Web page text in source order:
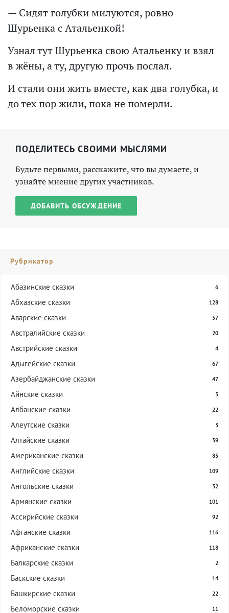
— Сидят голубки милуются, ровно
Шурьенка с Атальенкой!
Узнал тут Шурьенка свою Атальенку и взял
в жёны, а ту, другую прочь послал.
И стали они жить вместе, как два голубка, и
до тех пор жили, пока не померли.
ПОДЕЛИТЕСЬ СВОИМИ МЫСЛЯМИ
Будьте первыми, расскажите, что вы думаете, и
узнайте мнение других участников.
ДОБАВИТЬ ОБСУЖДЕНИЕ
Рубрикатор
Абазинские сказки 6
Абхазские сказки 128
Аварские сказки 57
Австралийские сказки 20
Австрийские сказки 4
Адыгейские сказки 67
Азербайджанские сказки 47
Айнские сказки 5
Албанские сказки 22
Алеутские сказки 3
Алтайские сказки 39
Американские сказки 85
Английские сказки 109
Ангольские сказки 32
Армянские сказки 101
Ассирийские сказки 92
Афганские сказки 116
Африканские сказки 118
Балкарские сказки 2
Баскские сказки 14
Башкирские сказки 22
Беломорские сказки 11